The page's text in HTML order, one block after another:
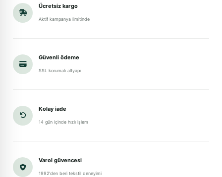
Ücretsiz kargo
Aktif kampanya limitinde
Güvenli ödeme
SSL korumalı altyapı
Kolay iade
14 gün içinde hızlı işlem
Varol güvencesi
1992'den beri tekstil deneyimi